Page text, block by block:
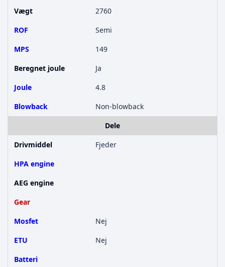
Vægt
2760
ROF
Semi
MPS
149
Beregnet joule
Ja
Joule
4.8
Blowback
Non-blowback
Dele
Drivmiddel
Fjeder
HPA engine
AEG engine
Gear
Mosfet
Nej
ETU
Nej
Batteri